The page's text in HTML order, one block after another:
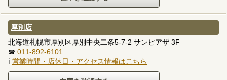
厚別店
北海道札幌市厚別区厚別中央二条5-7-2 サンピアザ 3F
☎ 011-892-6101
ℹ 営業時間・店休日・アクセス情報はこちら